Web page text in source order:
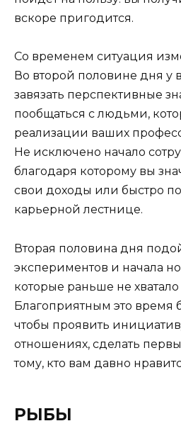
вскоре пригодится.
Со временем ситуация
Во второй половине дня у
завязать перспективные
пообщаться с людьми,
реализации ваших
Не исключено начало
благодаря которому вы
свои доходы или быстро
карьерной лестнице.
Вторая половина дня
экспериментов и начала
которые раньше не хватало
Благоприятным это время
чтобы проявить
отношениях, сделать
тому, кто вам давно
РЫБЫ